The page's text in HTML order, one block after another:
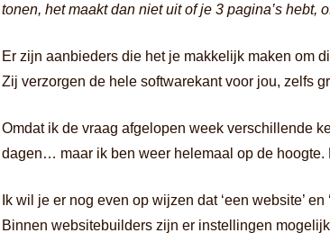
tonen, het maakt dan niet uit of je 3 pagina’s hebt,
Er zijn aanbieders die het je makkelijk maken om
Zij verzorgen de hele softwarekant voor jou, zelfs
Omdat ik de vraag afgelopen week verschillende
dagen… maar ik ben weer helemaal op de hoogte.
Ik wil je er nog even op wijzen dat ‘een website’
Binnen websitebuilders zijn er instellingen